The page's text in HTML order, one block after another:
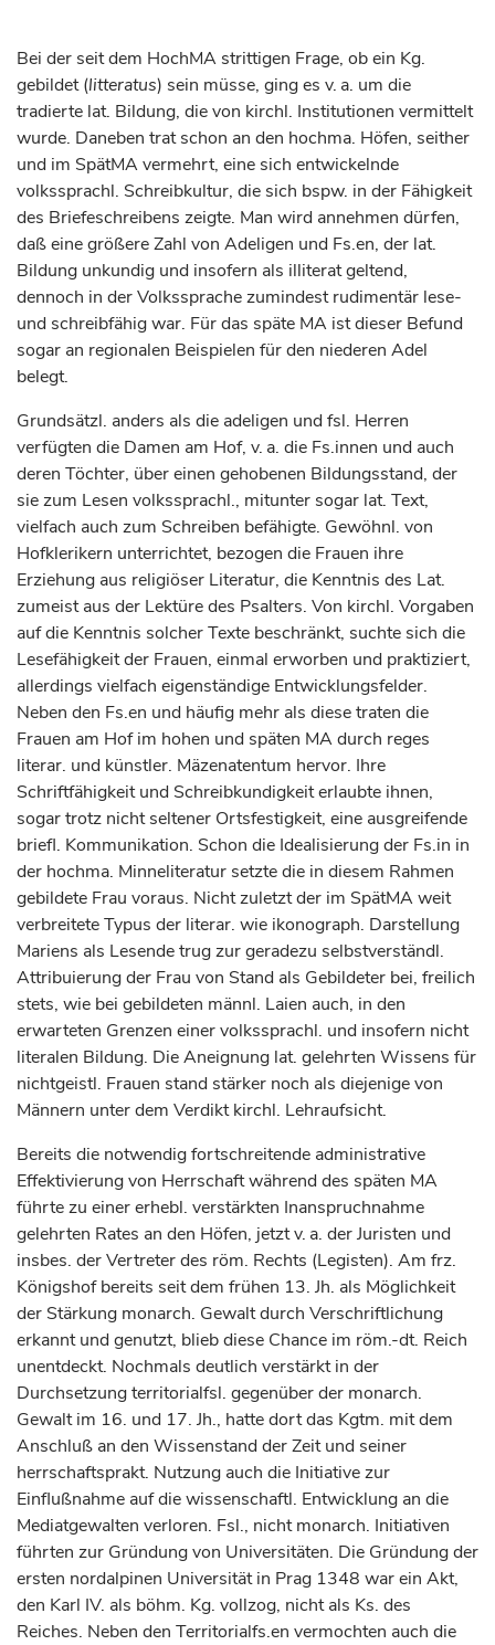
Bei der seit dem HochMA strittigen Frage, ob ein Kg.
gebildet (litteratus) sein müsse, ging es v. a. um die
tradierte lat. Bildung, die von kirchl. Institutionen vermittelt
wurde. Daneben trat schon an den hochma. Höfen, seither
und im SpätMA vermehrt, eine sich entwickelnde
volkssprachl. Schreibkultur, die sich bspw. in der Fähigkeit
des Briefeschreibens zeigte. Man wird annehmen dürfen,
daß eine größere Zahl von Adeligen und Fs.en, der lat.
Bildung unkundig und insofern als illiterat geltend,
dennoch in der Volkssprache zumindest rudimentär lese-
und schreibfähig war. Für das späte MA ist dieser Befund
sogar an regionalen Beispielen für den niederen Adel
belegt.
Grundsätzl. anders als die adeligen und fsl. Herren
verfügten die Damen am Hof, v. a. die Fs.innen und auch
deren Töchter, über einen gehobenen Bildungsstand, der
sie zum Lesen volkssprachl., mitunter sogar lat. Text,
vielfach auch zum Schreiben befähigte. Gewöhnl. von
Hofklerikern unterrichtet, bezogen die Frauen ihre
Erziehung aus religiöser Literatur, die Kenntnis des Lat.
zumeist aus der Lektüre des Psalters. Von kirchl. Vorgaben
auf die Kenntnis solcher Texte beschränkt, suchte sich die
Lesefähigkeit der Frauen, einmal erworben und praktiziert,
allerdings vielfach eigenständige Entwicklungsfelder.
Neben den Fs.en und häufig mehr als diese traten die
Frauen am Hof im hohen und späten MA durch reges
literar. und künstler. Mäzenatentum hervor. Ihre
Schriftfähigkeit und Schreibkundigkeit erlaubte ihnen,
sogar trotz nicht seltener Ortsfestigkeit, eine ausgreifende
briefl. Kommunikation. Schon die Idealisierung der Fs.in in
der hochma. Minneliteratur setzte die in diesem Rahmen
gebildete Frau voraus. Nicht zuletzt der im SpätMA weit
verbreitete Typus der literar. wie ikonograph. Darstellung
Mariens als Lesende trug zur geradezu selbstverständl.
Attribuierung der Frau von Stand als Gebildeter bei, freilich
stets, wie bei gebildeten männl. Laien auch, in den
erwarteten Grenzen einer volkssprachl. und insofern nicht
literalen Bildung. Die Aneignung lat. gelehrten Wissens für
nichtgeistl. Frauen stand stärker noch als diejenige von
Männern unter dem Verdikt kirchl. Lehraufsicht.
Bereits die notwendig fortschreitende administrative
Effektivierung von Herrschaft während des späten MA
führte zu einer erhebl. verstärkten Inanspruchnahme
gelehrten Rates an den Höfen, jetzt v. a. der Juristen und
insbes. der Vertreter des röm. Rechts (Legisten). Am frz.
Königshof bereits seit dem frühen 13. Jh. als Möglichkeit
der Stärkung monarch. Gewalt durch Verschriftlichung
erkannt und genutzt, blieb diese Chance im röm.-dt. Reich
unentdeckt. Nochmals deutlich verstärkt in der
Durchsetzung territorialfsl. gegenüber der monarch.
Gewalt im 16. und 17. Jh., hatte dort das Kgtm. mit dem
Anschluß an den Wissenstand der Zeit und seiner
herrschaftsprakt. Nutzung auch die Initiative zur
Einflußnahme auf die wissenschaftl. Entwicklung an die
Mediatgewalten verloren. Fsl., nicht monarch. Initiativen
führten zur Gründung von Universitäten. Die Gründung der
ersten nordalpinen Universität in Prag 1348 war ein Akt,
den Karl IV. als böhm. Kg. vollzog, nicht als Ks. des
Reiches. Neben den Territorialfs.en vermochten auch die